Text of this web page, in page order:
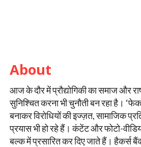
About
आज के दौर में प्रौद्योगिकी का समाज और
सुनिश्चित करना भी चुनौती बन रहा है।
बनाकर विरोधियों की इज्ज़त, सामाजिक
प्रयास भी हो रहे हैं। कंटेंट और फोटो-
बल्क में प्रसारित कर दिए जाते हैं। हैकर्स